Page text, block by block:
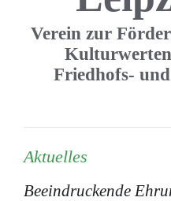
Verein zur
Kulturwerten
Friedhofs-
Aktuelles
Beeindruckende